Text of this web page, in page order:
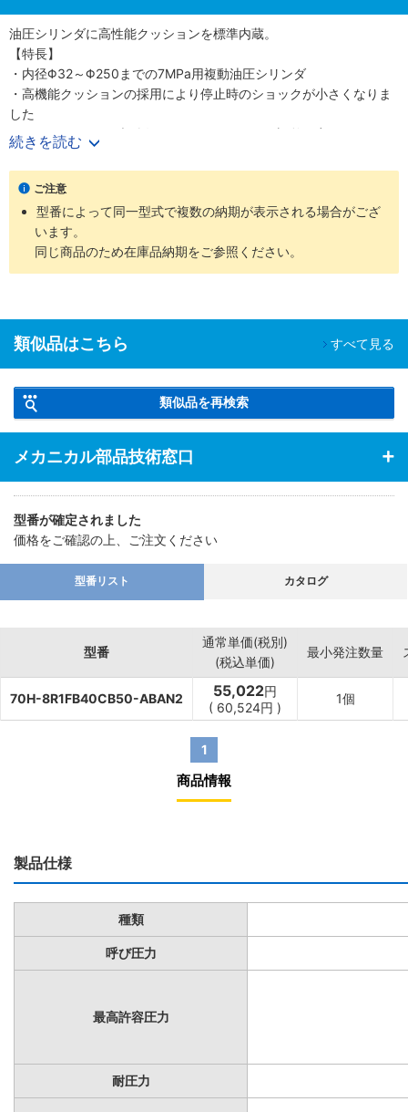
油圧シリンダに高性能クッションを標準内蔵。
【特長】
・内径Φ32～Φ250までの7MPa用複動油圧シリンダ
・高機能クッションの採用により停止時のショックが小さくなりま
した
・クッションバルブの採用により、クッション調整が容易になりま
した
・クッションバルブは、安全対策として、抜け止め機構、およびゆ
るみ止め用ロックナットを採用しました
・バリエーション豊富かつ保全性を良くした、小形スイッチを標準
化しました
続きを読む
ご注意
型番によって同一型式で複数の納期が表示される場合がござ
います。
同じ商品のため在庫品納期をご参照ください。
類似品はこちら すべて見る
類似品を再検索
メカニカル部品技術窓口
型番が確定されました
価格をご確認の上、ご注文ください
型番リスト カタログ
型番
通常単価(税別)
(税込単価)
最小発注数量
70H-8R1FB40CB50-ABAN2 55,022円
( 60,524円 )
1個
1
商品情報
製品仕様
種類
呼び圧力
最高許容圧力
耐圧力